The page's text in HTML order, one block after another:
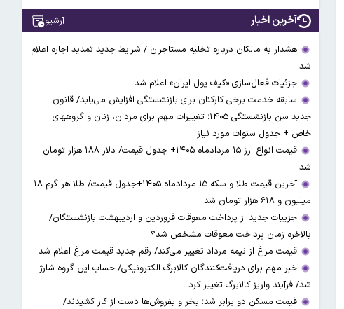
آخرین اخبار آرشیو
هشدار به مالکان درباره تخلیه مستاجران / شرایط جدید تمدید اجاره اعلام
شد
جزئیات فعال‌سازی «کیف پول ایران» اعلام شد
سابقه خدمت برخی کارکنان برای بازنشستگی افزایش می‌یابد/ قانون
جدید سن بازنشستگی ۱۴۰۵؛ تغییرات مهم برای مردان، زنان و گروههای
خاص + جدول سنوات مورد نیاز
قیمت انواع ارز ۱۵ مردادماه ۱۴۰۵+ جدول قیمت/ دلار ۱۸۸ هزار تومان
شد
آخرین قیمت طلا و سکه ۱۵ مردادماه ۱۴۰۵+جدول قیمت/ طلا هر گرم ۱۸
میلیون و ۶۱۸ هزار تومان شد
جزییات جدید از پرداخت معوقات فروردین و اردیبهشت بازنشستگان/
بالاخره زمان پرداخت معوقات مشخص شد؟
قیمت مرغ از نیمه مرداد تغییر می‌کند/ رقم جدید قیمت مرغ اعلام شد
خبر مهم برای دریافت‌کنندگان کالابرگ الکترونیکی/ حساب این گروه شارژ
شد/ فرآیند واریز کالابرگ تغییر کرد
قیمت مسکن دو برابر شد؛ بخر و بفروش‌ها دست از کار کشیدند/